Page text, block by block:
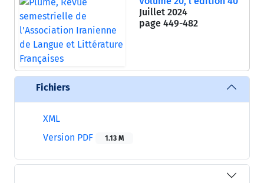
Juillet 2024
page 449-482
Fichiers
XML
Version PDF
1.13 M